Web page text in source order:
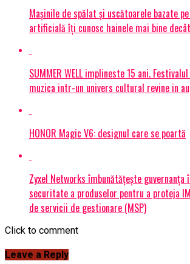
Mașinile de spălat și uscătoarele bazate
artificială îți cunosc hainele mai bine
SUMMER WELL implineste 15 ani.
muzica intr-un univers cultural revine in
HONOR Magic V6: designul care se poartă
Zyxel Networks îmbunătățește
securitate a produselor pentru a proteja
de servicii de gestionare (MSP)
Click to comment
Leave a Reply